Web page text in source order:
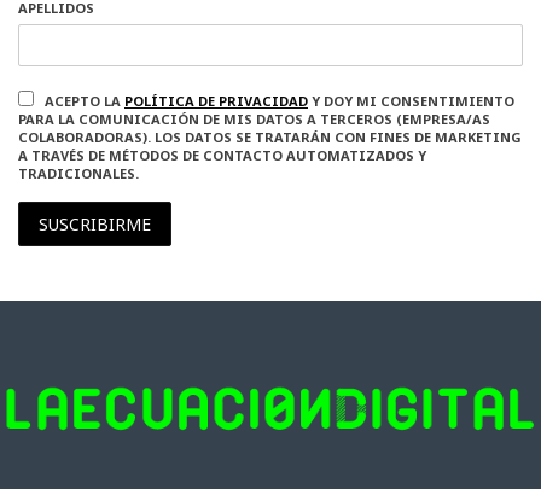
APELLIDOS
ACEPTO LA POLÍTICA DE PRIVACIDAD Y DOY MI CONSENTIMIENTO
PARA LA COMUNICACIÓN DE MIS DATOS A TERCEROS (EMPRESA/AS
COLABORADORAS). LOS DATOS SE TRATARÁN CON FINES DE MARKETING
A TRAVÉS DE MÉTODOS DE CONTACTO AUTOMATIZADOS Y
TRADICIONALES.
SUSCRIBIRME